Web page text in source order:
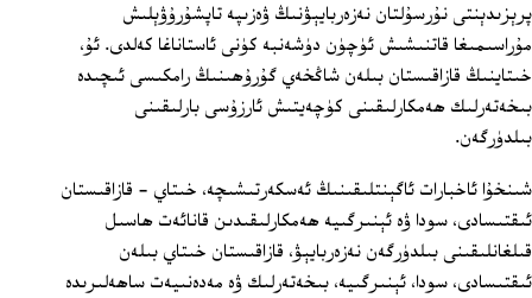
پرېزىدېنتى نۇرسۇلتان نەزەربايېۋنىڭ ۋەزىپە تاپشۇرۇۋېلىش
مۇراسىمىغا قاتنىشىش ئۈچۈن دۈشەنبە كۈنى ئاستاناغا كەلدى. ئۇ،
خىتاينىڭ قازاقىستان بىلەن شاڭخەي گۇرۇھىنىڭ رامكىسى ئىچىدە
بىخەتەرلىك ھەمكارلىقىنى كۈچەيتىش ئارزۇسى بارلىقىنى
بىلدۈرگەن.
شىنخۇا ئاخبارات ئاگېنتلىقىنىڭ ئەسكەرتىشىچە، خىتاي - قازاقىستان
ئىقتىسادى، سودا ۋە ئېنىرگىيە ھەمكارلىقىدىن قانائەت ھاسىل
قىلغانلىقىنى بىلدۈرگەن نەزەربايېۋ، قازاقىستان خىتاي بىلەن
ئىقتىسادى، سودا، ئېنىرگىيە، بىخەتەرلىك ۋە مەدەنىيەت ساھەلىرىدە